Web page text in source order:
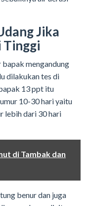
Jika
Tinggi
bapak mengandung
dilakukan tes di
13 ppt itu
10-30 hari yaitu
lebih dari 30 hari
di Tambak dan
benur dan juga